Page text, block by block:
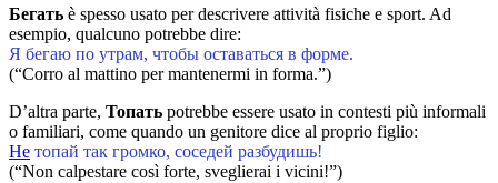
Бегать è spesso usato per descrivere attività fisiche e sport. Ad
esempio, qualcuno potrebbe dire:
Я бегаю по утрам, чтобы оставаться в форме.
(“Corro al mattino per mantenermi in forma.”)
D’altra parte, Топать potrebbe essere usato in contesti più informali
o familiari, come quando un genitore dice al proprio figlio:
Не топай так громко, соседей разбудишь!
(“Non calpestare così forte, sveglierai i vicini!”)